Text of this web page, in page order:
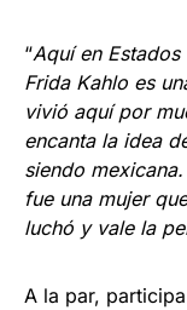
“Aquí en
Frida Kahlo es
vivió aquí por
encanta la idea
siendo
fue una mujer
luchó y vale la
A la par,